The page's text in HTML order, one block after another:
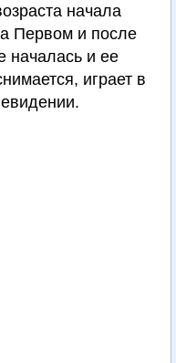
начала
Первом и после
началась и ее
играет в